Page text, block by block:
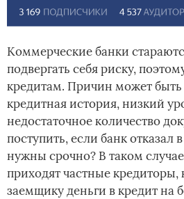
Коммерческие банки
подвергать себя риску,
кредитам. Причин может быть
кредитная история, низкий
недостаточное количество
поступить, если банк отказал
нужны срочно? В таком
приходят частные кредиторы,
заемщику деньги в кредит на